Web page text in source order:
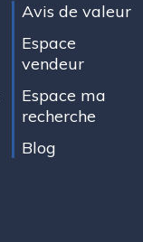
Avis de valeur
Espace
vendeur
Espace ma
recherche
Blog